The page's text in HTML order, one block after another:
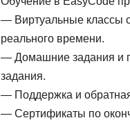
— Виртуальные классы
реального времени.
— Домашние задания и
задания.
— Поддержка и
— Сертификаты по